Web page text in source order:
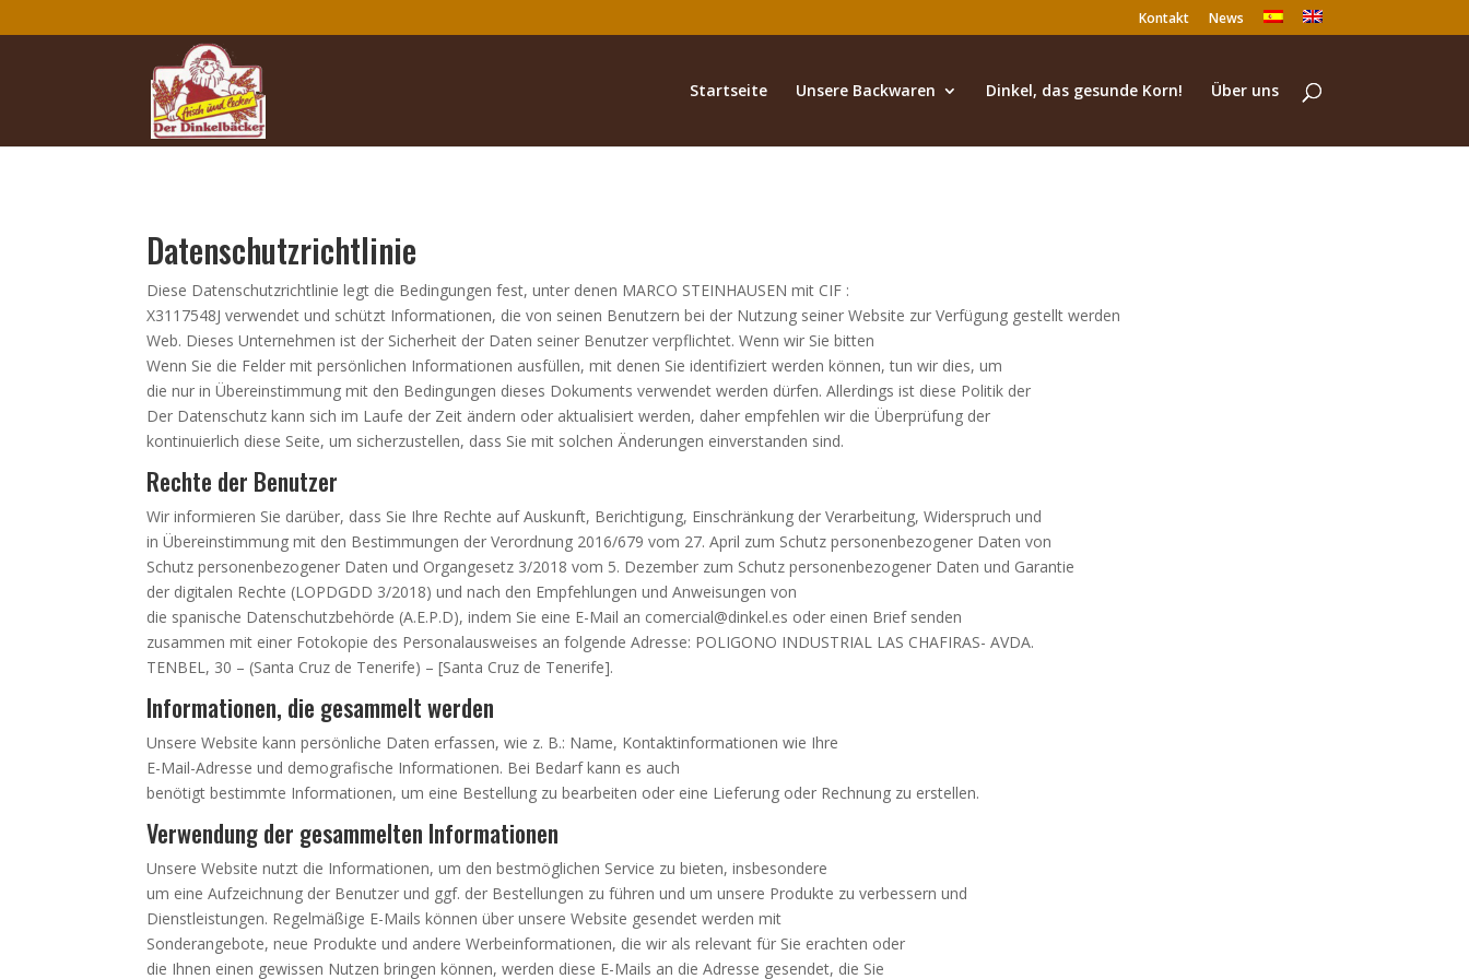
Kontakt News
Startseite Unsere Backwaren Dinkel, das gesunde Korn! Über uns
Datenschutzrichtlinie
Diese Datenschutzrichtlinie legt die Bedingungen fest, unter denen MARCO STEINHAUSEN mit CIF :
X3117548J verwendet und schützt Informationen, die von seinen Benutzern bei der Nutzung seiner Website zur Verfügung gestellt werden
Web. Dieses Unternehmen ist der Sicherheit der Daten seiner Benutzer verpflichtet. Wenn wir Sie bitten
Wenn Sie die Felder mit persönlichen Informationen ausfüllen, mit denen Sie identifiziert werden können, tun wir dies, um
die nur in Übereinstimmung mit den Bedingungen dieses Dokuments verwendet werden dürfen. Allerdings ist diese Politik der
Der Datenschutz kann sich im Laufe der Zeit ändern oder aktualisiert werden, daher empfehlen wir die Überprüfung der
kontinuierlich diese Seite, um sicherzustellen, dass Sie mit solchen Änderungen einverstanden sind.
Rechte der Benutzer
Wir informieren Sie darüber, dass Sie Ihre Rechte auf Auskunft, Berichtigung, Einschränkung der Verarbeitung, Widerspruch und
in Übereinstimmung mit den Bestimmungen der Verordnung 2016/679 vom 27. April zum Schutz personenbezogener Daten von
Schutz personenbezogener Daten und Organgesetz 3/2018 vom 5. Dezember zum Schutz personenbezogener Daten und Garantie
der digitalen Rechte (LOPDGDD 3/2018) und nach den Empfehlungen und Anweisungen von
die spanische Datenschutzbehörde (A.E.P.D), indem Sie eine E-Mail an comercial@dinkel.es oder einen Brief senden
zusammen mit einer Fotokopie des Personalausweises an folgende Adresse: POLIGONO INDUSTRIAL LAS CHAFIRAS- AVDA.
TENBEL, 30 – (Santa Cruz de Tenerife) – [Santa Cruz de Tenerife].
Informationen, die gesammelt werden
Unsere Website kann persönliche Daten erfassen, wie z. B.: Name, Kontaktinformationen wie Ihre
E-Mail-Adresse und demografische Informationen. Bei Bedarf kann es auch
benötigt bestimmte Informationen, um eine Bestellung zu bearbeiten oder eine Lieferung oder Rechnung zu erstellen.
Verwendung der gesammelten Informationen
Unsere Website nutzt die Informationen, um den bestmöglichen Service zu bieten, insbesondere
um eine Aufzeichnung der Benutzer und ggf. der Bestellungen zu führen und um unsere Produkte zu verbessern und
Dienstleistungen. Regelmäßige E-Mails können über unsere Website gesendet werden mit
Sonderangebote, neue Produkte und andere Werbeinformationen, die wir als relevant für Sie erachten oder
die Ihnen einen gewissen Nutzen bringen können, werden diese E-Mails an die Adresse gesendet, die Sie